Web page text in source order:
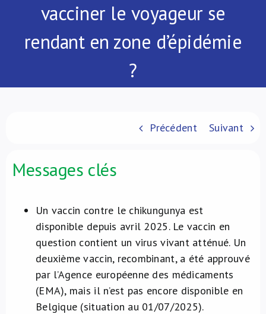
Publications
NL
vacciner le voyageur se
rendant en zone d’épidémie
?
Précédent Suivant
Messages clés
Un vaccin contre le chikungunya est
disponible depuis avril 2025. Le vaccin en
question contient un virus vivant atténué. Un
deuxième vaccin, recombinant, a été approuvé
par l’Agence européenne des médicaments
(EMA), mais il n’est pas encore disponible en
Belgique (situation au 01/07/2025).